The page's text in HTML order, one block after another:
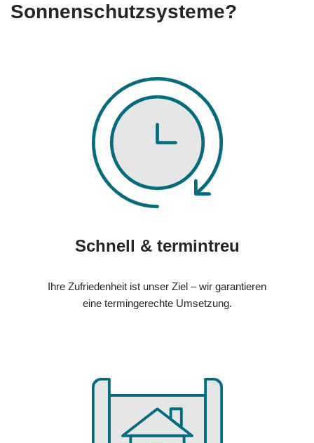
Sonnenschutzsysteme?
Schnell & termintreu
Ihre Zufriedenheit ist unser Ziel – wir garantieren
eine termingerechte Umsetzung.